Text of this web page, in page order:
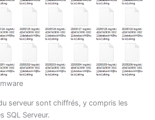
serveur sont chiffrés, y compris les
SQL Serveur.